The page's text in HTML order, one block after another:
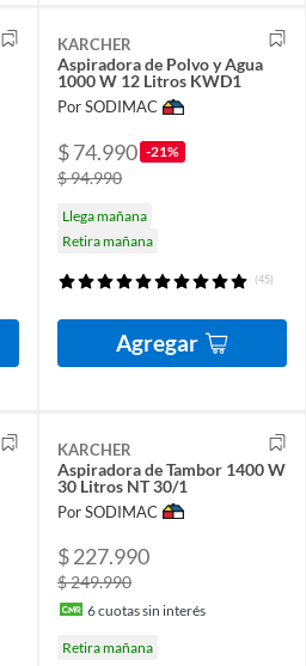
KARCHER
Aspiradora de Polvo y Agua
1000 W 12 Litros KWD1
Por SODIMAC
$ 74.990 -21%
$ 94.990
Llega mañana
Retira mañana
(45)
Agregar
KARCHER
Aspiradora de Tambor 1400 W
30 Litros NT 30/1
Por SODIMAC
$ 227.990
$ 249.990
6cuotas sin interés
Retira mañana